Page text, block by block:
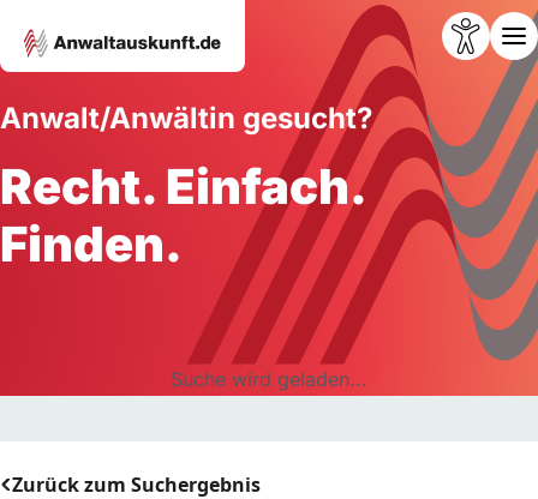
Anwalt/Anwältin gesucht?
Recht. Einfach.
Finden.
Suche wird geladen...
Zurück zum Suchergebnis